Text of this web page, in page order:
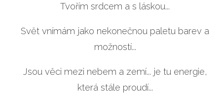
Tvořím srdcem a s láskou...
Svět vnímám jako nekonečnou paletu barev a
možností...
Jsou věci mezi nebem a zemí... je tu energie,
která stále proudí...